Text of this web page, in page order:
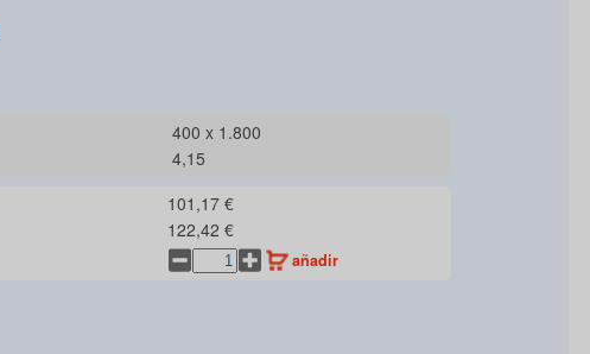
400 x 1.800
4,15
101,17 €
122,42 €
añadir